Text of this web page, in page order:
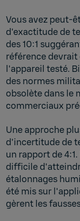
Vous avez peut-
d'exactitude de
des 10:1
référence devrait
l'appareil testé.
des normes
obsolète dans le
commerciaux
Une approche
d'incertitude de
un rapport de
difficile
étalonnages
été mis sur
gèrent les